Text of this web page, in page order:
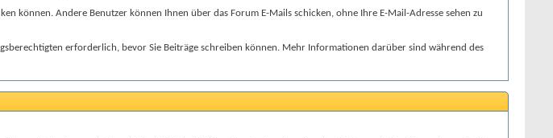
können. Andere Benutzer können Ihnen über das Forum E-Mails schicken, ohne Ihre E-Mail-Adresse sehen zu
erforderlich, bevor Sie Beiträge schreiben können. Mehr Informationen darüber sind während des